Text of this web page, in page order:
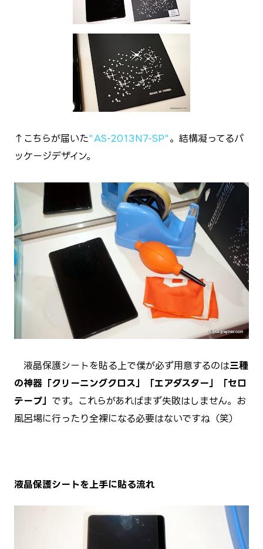
↑こちらが届いた"AS-2013N7-SP" 。結構凝ってるパ
ッケージデザイン。
液晶保護シートを貼る上で僕が必ず用意するのは三種
の神器「クリーニングクロス」「エアダスター」「セロ
テープ」 です。これらがあればまず失敗はしません。お
風呂場に行ったり全裸になる必要はないですね（笑）
液晶保護シートを上手に貼る流れ